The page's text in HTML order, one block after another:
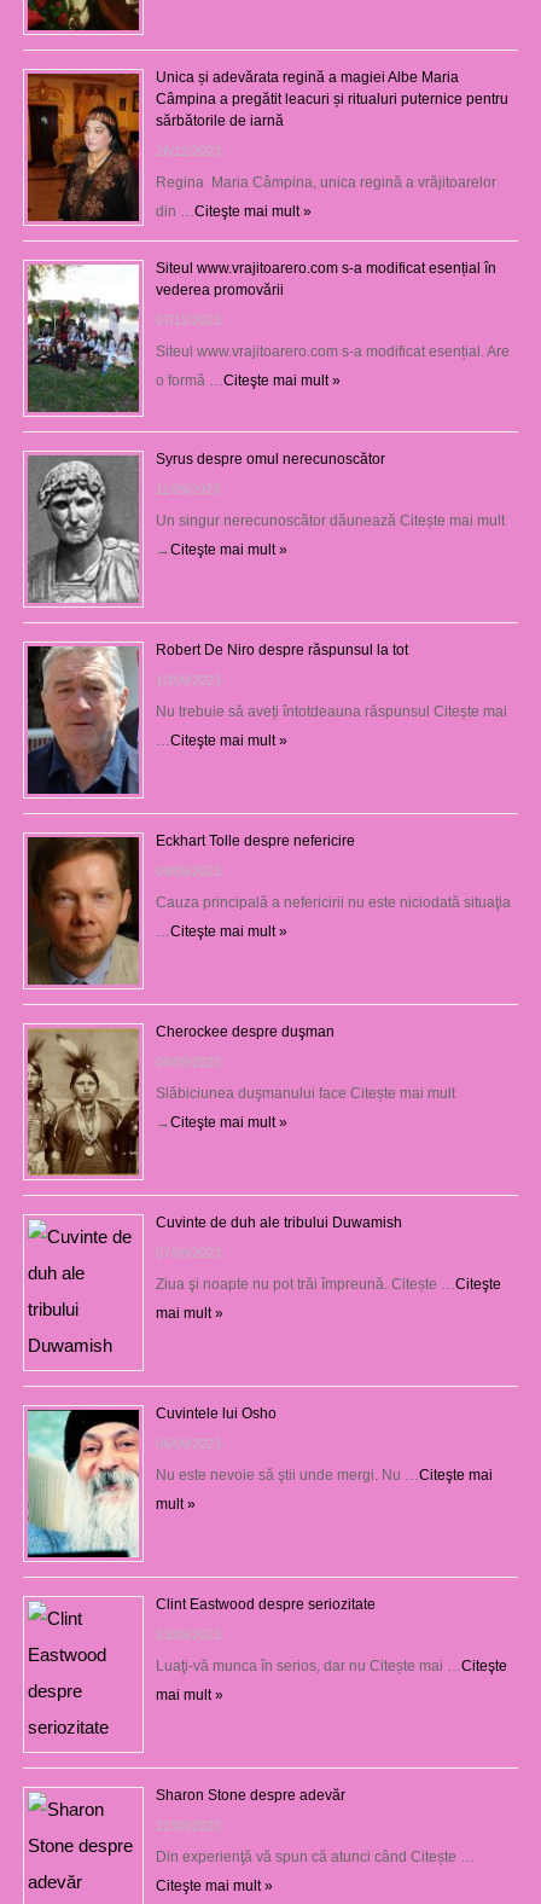
Unica și adevărata regină a magiei Albe Maria
Câmpina a pregătit leacuri și ritualuri puternice pentru
sărbătorile de iarnă
26/12/2023
Regina Maria Câmpina, unica regină a vrăjitoarelor
din … Citeşte mai mult »
Siteul www.vrajitoarero.com s-a modificat esențial în
vederea promovării
07/12/2023
Siteul www.vrajitoarero.com s-a modificat esențial. Are
o formă … Citeşte mai mult »
Syrus despre omul nerecunoscător
11/09/2023
Un singur nerecunoscător dăunează Citește mai mult
→Citeşte mai mult »
Robert De Niro despre răspunsul la tot
10/09/2023
Nu trebuie să aveți întotdeauna răspunsul Citește mai
Citeşte mai mult »
Eckhart Tolle despre nefericire
09/09/2023
Cauza principală a nefericirii nu este niciodată situaţia
Citeşte mai mult »
Cherockee despre duşman
08/09/2023
Slăbiciunea duşmanului face Citește mai mult
→Citeşte mai mult »
Cuvinte de duh ale tribului Duwamish
07/09/2023
Ziua şi noapte nu pot trăi împreună. Citește … Citeşte
mai mult »
Cuvintele lui Osho
06/09/2023
Nu este nevoie să ştii unde mergi. Nu … Citeşte mai
mult »
Clint Eastwood despre seriozitate
23/08/2023
Luaţi-vă munca în serios, dar nu Citește mai … Citeşte
mai mult »
Sharon Stone despre adevăr
22/08/2023
Din experienţă vă spun că atunci când Citește …
Citeşte mai mult »